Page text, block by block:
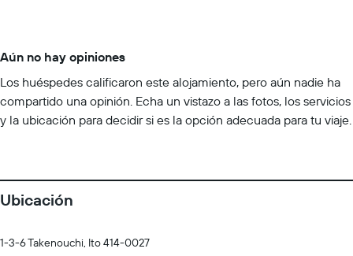
Aún no hay opiniones
Los huéspedes calificaron este alojamiento, pero aún nadie ha
compartido una opinión. Echa un vistazo a las fotos, los servicios
y la ubicación para decidir si es la opción adecuada para tu viaje.
Ubicación
1-3-6 Takenouchi, Ito 414-0027